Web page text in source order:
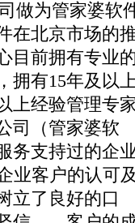
为管家婆软
在北京市场的
目前拥有专业
拥有15年及以
上经验管理专
司（管家婆软
务支持过的企
业客户的认可及
立了良好的口